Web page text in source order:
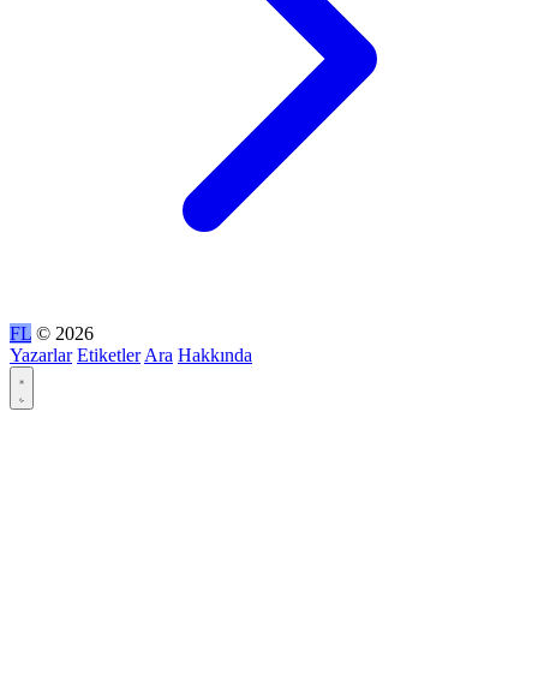
FL © 2026
Yazarlar Etiketler Ara Hakkında